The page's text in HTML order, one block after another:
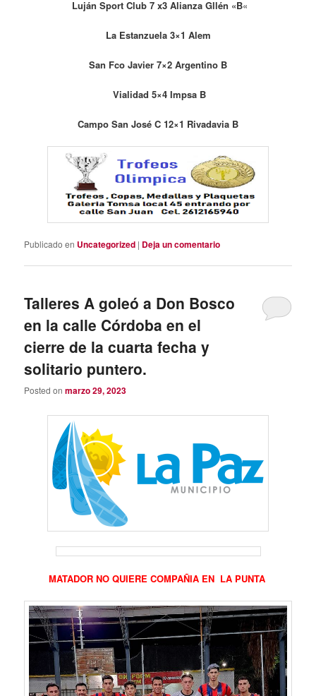
Luján Sport Club 7 x3 Alianza Gllén «B«
La Estanzuela 3×1 Alem
San Fco Javier 7×2 Argentino B
Vialidad 5×4 Impsa B
Campo San José C 12×1 Rivadavia B
Publicado en Uncategorized | Deja un comentario
Talleres A goleó a Don Bosco
en la calle Córdoba en el
cierre de la cuarta fecha y
solitario puntero.
Posted onmarzo 29, 2023
MATADOR NO QUIERE COMPAÑIA EN LA PUNTA